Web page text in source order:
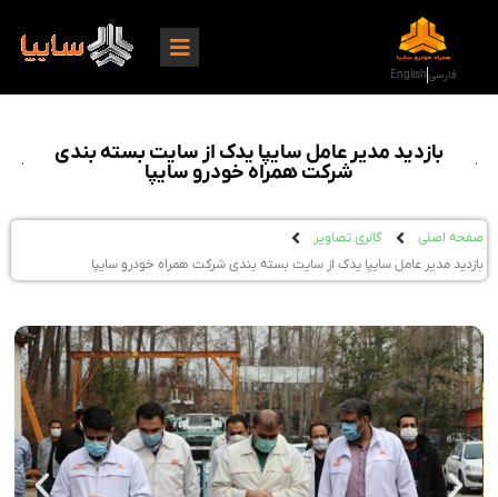
فارسیEnglish
بازدید مدیر عامل سایپا یدک از سایت بسته بندی
شرکت همراه خودرو سایپا
صفحه اصلی
گالری تصاویر
بازدید مدیر عامل سایپا یدک از سایت بسته بندی شرکت همراه خودرو سایپا